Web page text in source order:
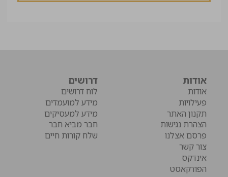
אודות
אודות
פעילויות
תקנון האתר
הצהרת נגישות
פרסם אצלנו
צור קשר
אינדקס
הפודקאסט
דרושים
לוח דרושים
מידע למועמדים
מידע למעסיקים
חבר מביא חבר
שלח קורות חיים